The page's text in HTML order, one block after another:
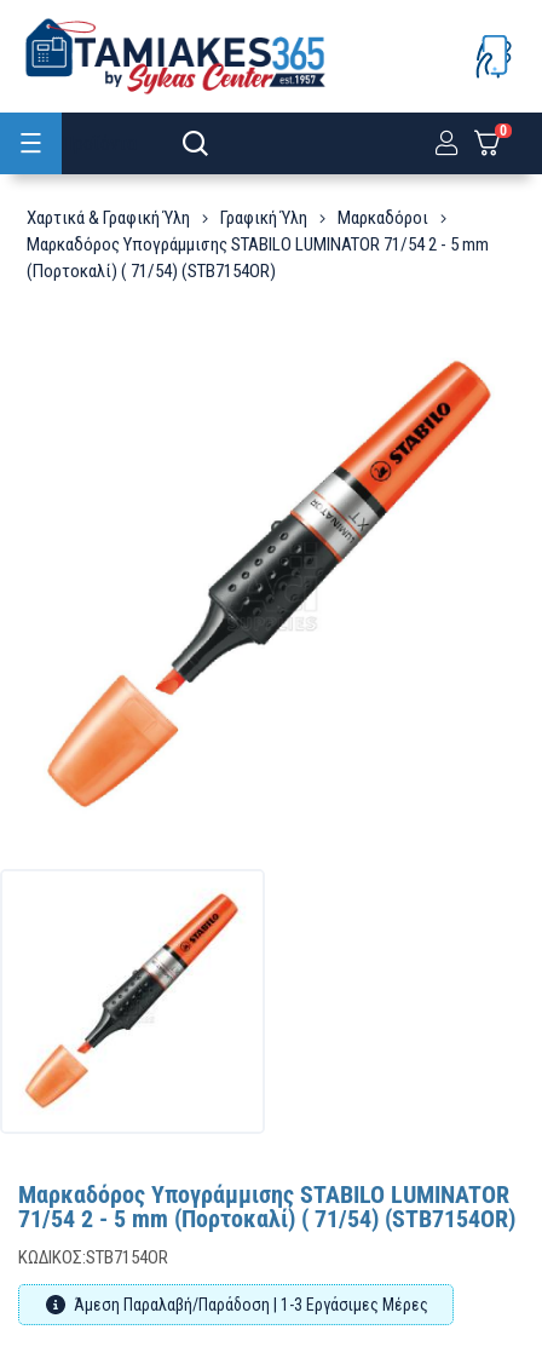
0
Χαρτικά & Γραφική Ύλη Γραφική Ύλη
Μαρκαδόροι
Μαρκαδόρος Υπογράμμισης STABILO LUMINATOR 71/54 2 - 5 mm
(Πορτοκαλί) ( 71/54) (STB7154OR)
Μαρκαδόρος Υπογράμμισης STABILO LUMINATOR
71/54 2 - 5 mm (Πορτοκαλί) ( 71/54) (STB7154OR)
ΚΩΔΙΚΌΣ:STB7154OR
Άμεση Παραλαβή/Παράδοση | 1-3 Εργάσιμες Μέρες